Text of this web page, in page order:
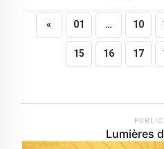
« 01 … 10
15 16 17
Lumières